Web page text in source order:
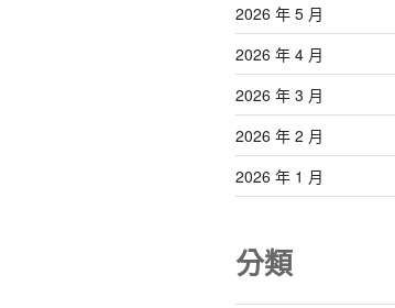
2026 年 5 月
2026 年 4 月
2026 年 3 月
2026 年 2 月
2026 年 1 月
分類